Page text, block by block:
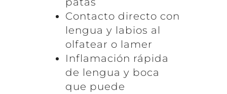
Contacto directo con
lengua y labios al
olfatear o lamer
Inflamación rápida
de lengua y boca
que puede